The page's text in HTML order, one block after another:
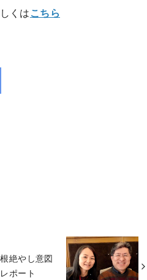
くはこちら
絶やし意図
ポート